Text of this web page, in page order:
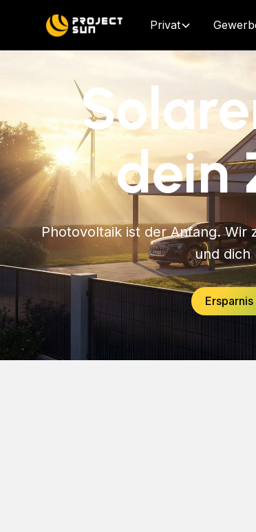
Privat
dein
Photovoltaik ist der Anfang. Wir
und dich